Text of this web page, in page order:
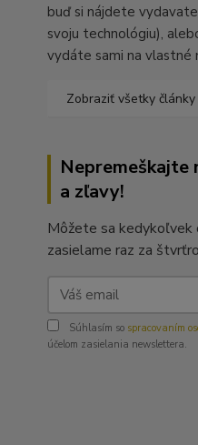
buď si nájdete
svoju technológiu),
vydáte sami na vlastné
Zobraziť všetky články
Nepremeškajte
a zľavy!
Môžete sa kedykoľvek
zasielame raz za
Súhlasím so spracovaním
účelom zasielania newslettera.